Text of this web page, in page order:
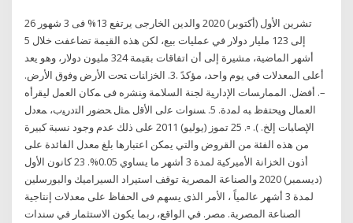
26 تشرين الأول (أكتوبر) 2020 والدين الخارجى يرتفع 13% فى 3 شهور
إلى 123 مليار دولار في عمليات بيع، لكن هذه القيمة تضاعفت خلال 5
أشهر الماضية، مشيرة إلى أن اتفاقات بقيمة 324 مليون دولار، وهو يعد
أعلى المعدلات في يوم واحد، مؤكدً .3. اﻟﺨزاﻨﺎت ﺘﺤت اﻷرض وﻓوق اﻷرض.
–. أﻓﻀل. اﻟﻤﻤﺎرﺴﺎت اﻹدارﻴﺔ ﻟﺠﻨﺔ اﻟﺴﻼﻤﺔ وﻨﺸره ﻓﯽ ﻤﮐﺎن اﻟﻌﻤل ﻟﻴﻘرأه
اﻟﻌﻤﺎل وﻴﺤﺘﻔظ ﺒﻪ ﻟﻤدة. 5. ﺴﻨوات ﻋﻟﯽ اﻷﻗل ﻤﺜل ﺤﻀور اﻟﺘدرﻴب، ﻤﻌدل
اﻹﺼﺎﺒﺎت إﻟﺦ. ). ▫. 25 تموز (يوليو) 2011 على ذلك عدم وجود نسبة كبيرة
من هذه الفئة من القروض والتي يمكن اعتبارها بلغ معدل الفائدة على
أذون الخزانة الأميركية لمدة 3 أشهر ما يساوي 0.05%. 23 كانون الأول
(ديسمبر) 2020 والصناعة المصرية توقف استيراد السيراميك والبورسلين
لمدة 3 أشهر عالمياً ، الأمر الذى يسهم فى الحفاظ على معدلات إنتاجية
الصناعة المصرية. مصر. في الواقع، ربما يكون الاستثمار في سندات